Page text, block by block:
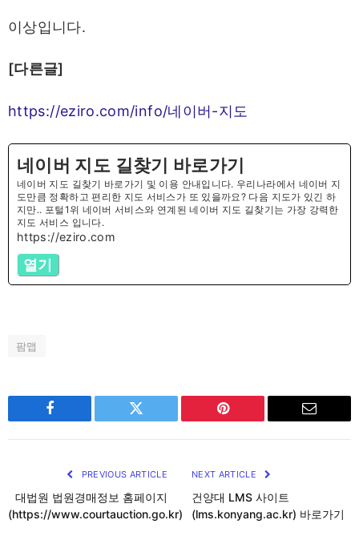
이상입니다.
[다른글]
https://eziro.com/info/네이버-지도
네이버 지도 길찾기 바로가기
네이버 지도 길찾기 바로가기 및 이용 안내입니다. 우리나라에서 네이버 지
도만큼 정확하고 편리한 지도 서비스가 또 있을까요? 다음 지도가 있긴 하
지만.. 포털1위 네이버 서비스와 연계된 네이버 지도 길찾기는 가장 강력한
지도 서비스 입니다.
https://eziro.com
열기
팜맵
Facebook Twitter Pinterest Email
PREVIOUS ARTICLE
대법원 법원경매정보 홈페이지
(https://www.courtauction.go.kr)
NEXT ARTICLE
건양대 LMS 사이트
(lms.konyang.ac.kr) 바로가기